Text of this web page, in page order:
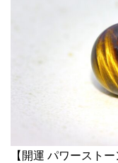
【開運 パワースト